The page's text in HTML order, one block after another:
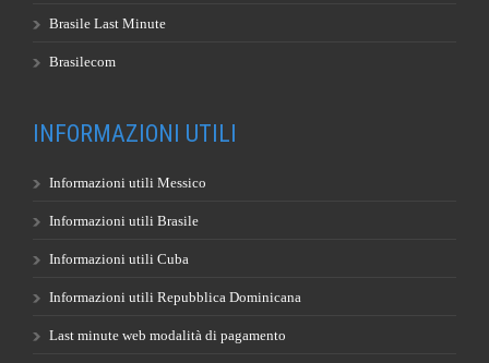
Brasile Last Minute
Brasilecom
INFORMAZIONI UTILI
Informazioni utili Messico
Informazioni utili Brasile
Informazioni utili Cuba
Informazioni utili Repubblica Dominicana
Last minute web modalità di pagamento